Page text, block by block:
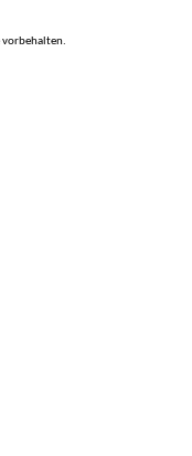
vorbehalten.